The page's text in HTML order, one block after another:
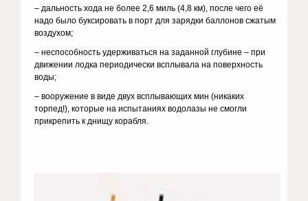
– дальность хода не более 2,6 миль (4,8 км), после чего её
надо было буксировать в порт для зарядки баллонов сжатым
воздухом;
– неспособность удерживаться на заданной глубине – при
движении лодка периодически всплывала на поверхность
воды;
– вооружение в виде двух всплывающих мин (никаких
торпед!), которые на испытаниях водолазы не смогли
прикрепить к днищу корабля.